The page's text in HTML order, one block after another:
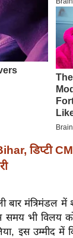
डिप्टी
मंत्रिमंडल में
समय भी विलय
इस उम्मीद में